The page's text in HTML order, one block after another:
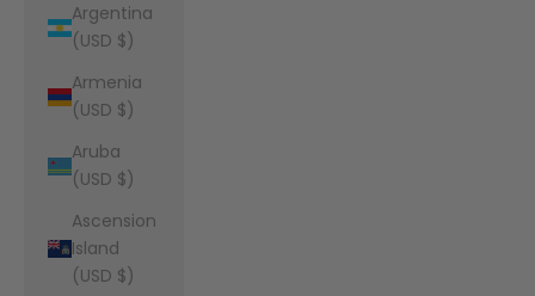
Argentina
(USD $)
Armenia
(USD $)
Aruba
(USD $)
Ascension
Island
(USD $)